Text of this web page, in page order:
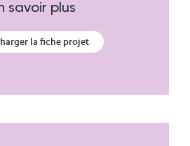
savoir plus
la fiche projet